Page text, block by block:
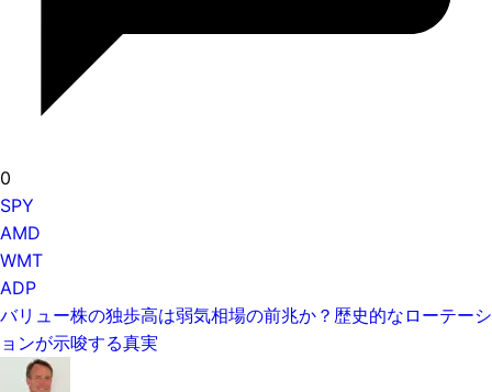
0
SPY
AMD
WMT
ADP
バリュー株の独歩高は弱気相場の前兆か？歴史的なローテーシ
ョンが示唆する真実